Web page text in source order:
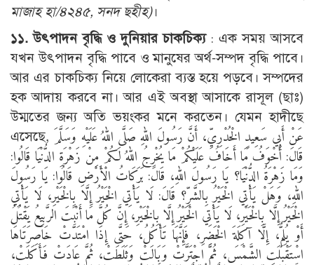
মাজাহ হা/৪২৪৫, সনদ ছহীহ)।
১১. উৎপাদন বৃদ্ধি ও দুনিয়ার চাকচিক্য: এক সময় আসবে
যখন উৎপাদন বৃদ্ধি পাবে ও মানুষের অর্থ-সম্পদ বৃদ্ধি পাবে।
আর এর চাকচিক্য নিয়ে লোকেরা ব্যস্ত হয়ে পড়বে। সম্পদের
হক আদায় করবে না। আর এই অবস্থা আসাকে রাসূল (ছাঃ)
উম্মতের জন্য অতি ভয়ংকর মনে করতেন। যেমন হাদীছে
এসেছে, عَنْ أَبِي سَعِيدٍ الْخُدْرِيِّ، أَنَّ رَسُولَ اللهِ صَلَّى اللهُ عَلَيْهِ وَسَلَّمَ
قَالَ: أَخْوَفُ مَا أَخَافُ عَلَيْكُمْ مَا يُخْرِجُ اللهُ لَكُمْ مِنْ زَهْرَةِ الدُّنْيَا قَالُوا:
وَمَا زَهْرَةُ الدُّنْيَا؟ يَا رَسُولَ اللهِ، قَالَ: بَرَكَاتُ الْأَرْضِ قَالُوا: يَا رَسُولَ
اللهِ، وَهَلْ يَأْتِي الْخَيْرُ بِالشَّرِّ؟ قَالَ: لَا يَأْتِي الْخَيْرُ إِلَّا بِالْخَيْرِ، لَا يَأْتِي
الْخَيْرُ إِلَّا بِالْخَيْرِ، لَا يَأْتِي الْخَيْرُ إِلَّا بِالْخَيْرِ، إِنَّ كُلَّ مَا أَنْبَتَ الرَّبِيعُ يَقْتُلُ
أَوْ يُلِمُّ، إِلَّا آكِلَةَ الْخَضِرِ، فَإِنَّهَا تَأْكُلُ، حَتَّى إِذَا امْتَدَّتْ خَاصِرَتَاهَا
اسْتَقْبَلَتِ الشَّمْسَ، ثُمَّ اجْتَرَّتْ وَبَالَتْ وَثَلَطَتْ، ثُمَّ عَادَتْ فَأَكَلَتْ،